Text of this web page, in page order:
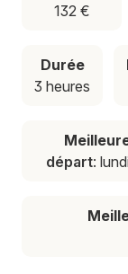
132 €
Durée
3 heures
départ: lundi,